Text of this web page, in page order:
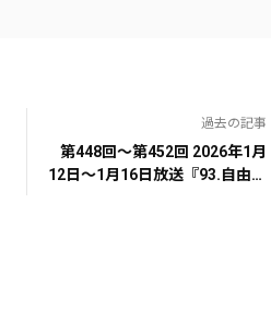
過去の記事
第448回～第452回 2026年1月
12日～1月16日放送『93.自由律